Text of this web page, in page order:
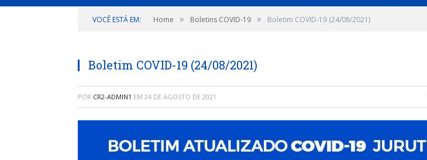
VOCÊ ESTÁ EM: Home » Boletins COVID-19 » Boletim COVID-19 (24/08/2021)
Boletim COVID-19 (24/08/2021)
POR CR2-ADMIN1 EM 24 DE AGOSTO DE 2021